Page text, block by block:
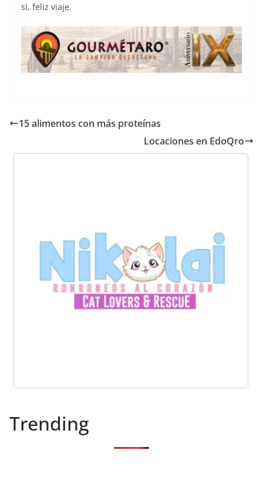
si, feliz viaje.
15 alimentos con más proteínas
Locaciones en EdoQro
Trending